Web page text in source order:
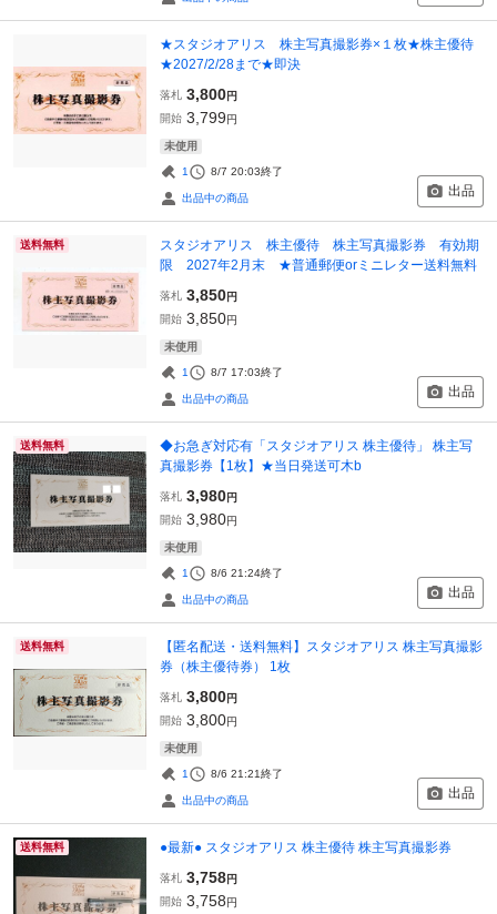
★スタジオアリス 株主写真撮影券×１枚★株主優待
★2027/2/28まで★即決
落札 3,800円
開始 3,799円
未使用
1 8/7 20:03終了
出品中の商品 出品
送料無料
スタジオアリス 株主優待 株主写真撮影券 有効期
限 2027年2月末 ★普通郵便orミニレター送料無料
落札 3,850円
開始 3,850円
未使用
1 8/7 17:03終了
出品中の商品 出品
送料無料
◆お急ぎ対応有「スタジオアリス 株主優待」 株主写
真撮影券【1枚】★当日発送可木b
落札 3,980円
開始 3,980円
未使用
1 8/6 21:24終了
出品中の商品 出品
送料無料
【匿名配送・送料無料】スタジオアリス 株主写真撮影
券（株主優待券） 1枚
落札 3,800円
開始 3,800円
未使用
1 8/6 21:21終了
出品中の商品 出品
送料無料 ●最新● スタジオアリス 株主優待 株主写真撮影券
落札 3,758円
開始 3,758円